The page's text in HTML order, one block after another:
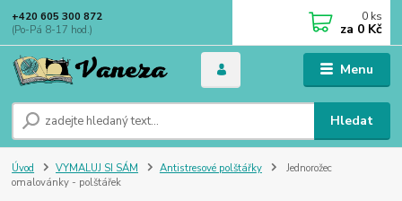
Menu
Hledat
+420 605 300 872
(Po-Pá 8-17 hod.)
0 ks
za 0 Kč
Úvod VYMALUJ SI SÁM Antistresové polštářky
Jednorožec
omalovánky - polštářek